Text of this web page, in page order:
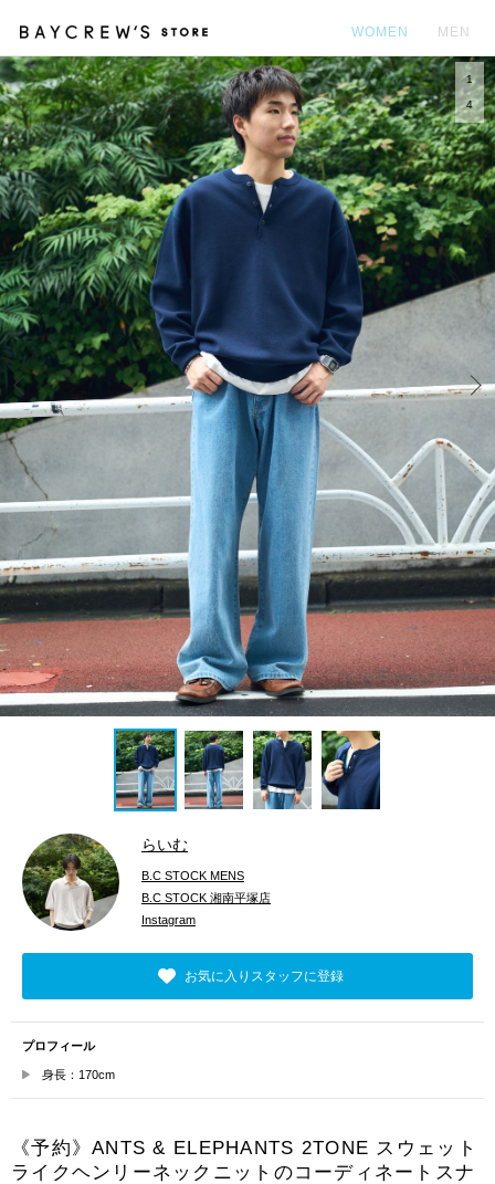
WOMEN MEN
Prev
1
4
らいむ
B.C STOCK MENS
B.C STOCK 湘南平塚店
Instagram
お気に入りスタッフに登録
プロフィール
身長：170cm
《予約》ANTS & ELEPHANTS 2TONE スウェット
ライクヘンリーネックニットのコーディネートスナ